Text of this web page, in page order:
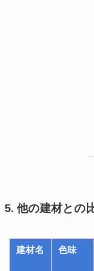
5. 他の建材との
建材名 色味